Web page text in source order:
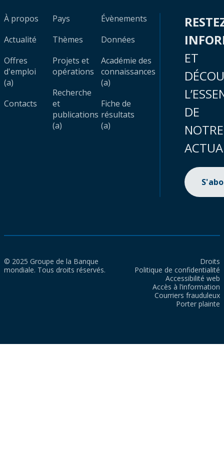
À propos
Actualité
Offres
d'emploi
(a)
Contacts
Pays
Thèmes
Projets et
opérations
Recherche
et
publications
(a)
Évènements
Données
Académie des
connaissances
(a)
Fiche de
résultats
(a)
ET
DE
NOTRE
© 2025 Groupe de la Banque
mondiale. Tous droits réservés.
Droits
Politique de confidentialité
Accessibilité web
Accès à l’information
Courriers frauduleux
Porter plainte